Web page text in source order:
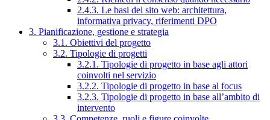
2.4.3. Le basi del sito web: architettura,
informativa privacy, riferimenti DPO
3. Pianificazione, gestione e strategia
3.1. Obiettivi del progetto
3.2. Tipologie di progetti
3.2.1. Tipologie di progetto in base agli attori
coinvolti nel servizio
3.2.2. Tipologie di progetto in base al focus
3.2.3. Tipologie di progetto in base all’ambito di
intervento